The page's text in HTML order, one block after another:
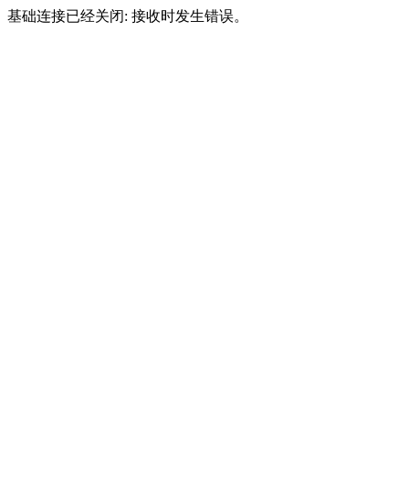
基础连接已经关闭: 接收时发生错误。